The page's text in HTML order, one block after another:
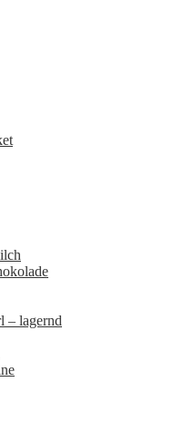
– lagernd